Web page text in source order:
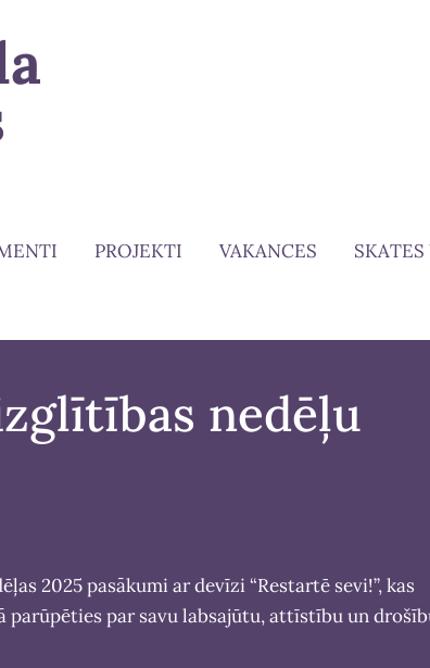
PROJEKTI VAKANCES
nedēļu
2025 pasākumi ar devīzi “Restartē sevi!”, kas
parūpēties par savu labsajūtu, attīstību un